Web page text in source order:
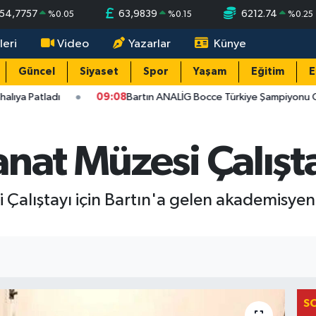
54,7757 %0.05 63,9839 %0.15 6212.74 %0.25
Video Yazarlar Künye
Güncel Siyaset Spor Yaşam Eğitim
Patladı 09:08Bartın ANALİG Bocce Türkiye Şampiyonu
Müzesi
Çalıştayı için Bartın'a gelen